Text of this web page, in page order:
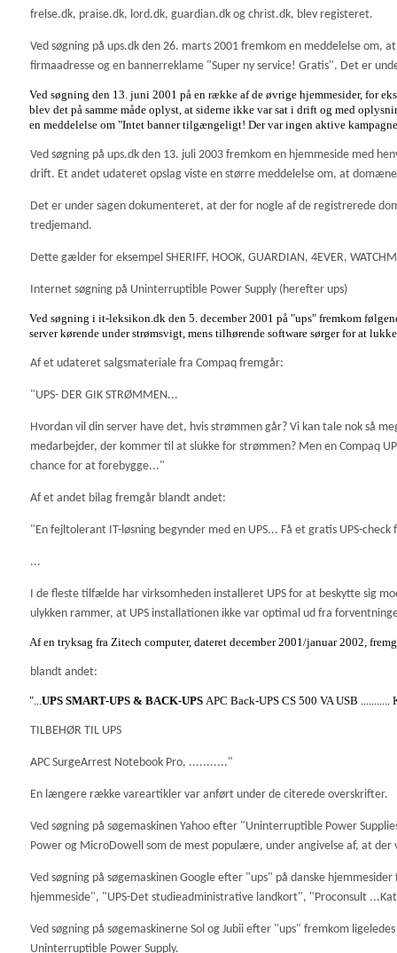
frelse.dk, praise.dk, lord.dk, guardian.dk og christ.dk, blev registeret.
Ved søgning på ups.dk den 26. marts 2001 fremkom en meddelelse
firmaadresse og en bannerreklame "Super ny service! Gratis". Det er
Ved søgning den 13. juni 2001 på en række af de øvrige hjemmesider, for
blev det på samme måde oplyst, at siderne ikke var sat i drift og med
en meddelelse om "Intet banner tilgængeligt! Der var ingen aktive
Ved søgning på ups.dk den 13. juli 2003 fremkom en hjemmeside med
drift. Et andet udateret opslag viste en større meddelelse om, at
Det er under sagen dokumenteret, at der for nogle af de registrerede
tredjemand.
Dette gælder for eksempel SHERIFF, HOOK, GUARDIAN, 4EVER,
Internet søgning på Uninterruptible Power Supply (herefter ups)
Ved søgning i it-leksikon.dk den 5. december 2001 på "ups" fremkom
server kørende under strømsvigt, mens tilhørende software sørger for at
Af et udateret salgsmateriale fra Compaq fremgår:
"UPS- DER GIK STRØMMEN...
Hvordan vil din server have det, hvis strømmen går? Vi kan tale nok så
medarbejder, der kommer til at slukke for strømmen? Men en Compaq
chance for at forebygge..."
Af et andet bilag fremgår blandt andet:
"En fejltolerant IT-løsning begynder med en UPS... Få et gratis UPS-
...
I de fleste tilfælde har virksomheden installeret UPS for at beskytte sig
ulykken rammer, at UPS installationen ikke var optimal ud fra
Af en tryksag fra Zitech computer, dateret december 2001/januar 2002,
blandt andet:
"...UPS SMART-UPS & BACK-UPS APC Back-UPS CS 500 VA USB ...........
TILBEHØR TIL UPS
APC SurgeArrest Notebook Pro, ..........."
En længere række vareartikler var anført under de citerede overskrifter.
Ved søgning på søgemaskinen Yahoo efter "Uninterruptible Power
Power og MicroDowell som de mest populære, under angivelse af, at
Ved søgning på søgemaskinen Google efter "ups" på danske
hjemmeside", "UPS-Det studieadministrative landkort", "Proconsult
Ved søgning på søgemaskinerne Sol og Jubii efter "ups" fremkom
Uninterruptible Power Supply.